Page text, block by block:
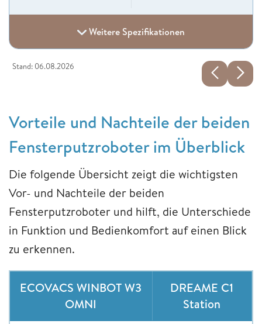
Weitere Spezifikationen
Stand: 06.08.2026
Vorteile und Nachteile der beiden
Fensterputzroboter im Überblick
Die folgende Übersicht zeigt die wichtigsten
Vor- und Nachteile der beiden
Fensterputzroboter und hilft, die Unterschiede
in Funktion und Bedienkomfort auf einen Blick
zu erkennen.
ECOVACS WINBOT W3
OMNI
DREAME C1
Station